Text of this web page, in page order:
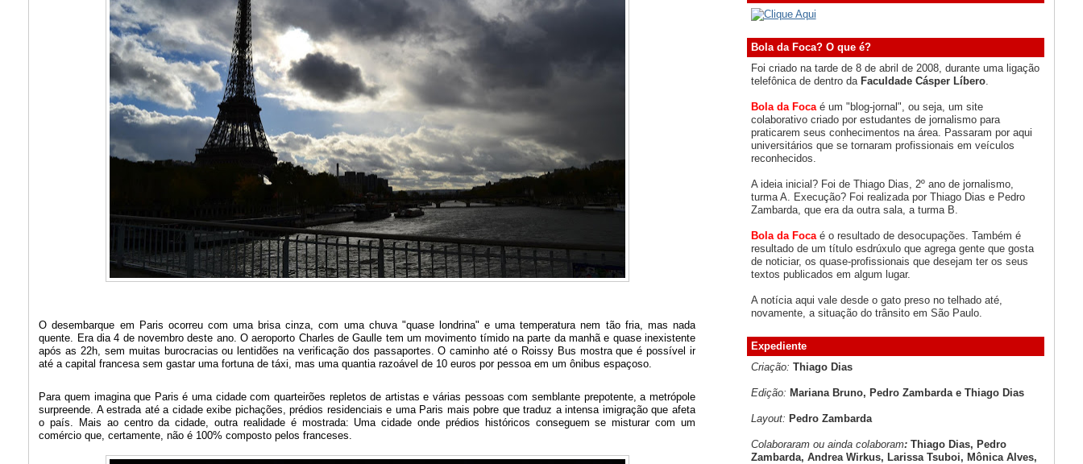
O desembarque em Paris ocorreu com uma brisa cinza, com uma chuva "quase londrina" e uma temperatura nem tão fria, mas nada
quente. Era dia 4 de novembro deste ano. O aeroporto Charles de Gaulle tem um movimento tímido na parte da manhã e quase inexistente
após as 22h, sem muitas burocracias ou lentidões na verificação dos passaportes. O caminho até o Roissy Bus mostra que é possível ir
até a capital francesa sem gastar uma fortuna de táxi, mas uma quantia razoável de 10 euros por pessoa em um ônibus espaçoso.
Para quem imagina que Paris é uma cidade com quarteirões repletos de artistas e várias pessoas com semblante prepotente, a metrópole
surpreende. A estrada até a cidade exibe pichações, prédios residenciais e uma Paris mais pobre que traduz a intensa imigração que afeta
o país. Mais ao centro da cidade, outra realidade é mostrada: Uma cidade onde prédios históricos conseguem se misturar com um
comércio que, certamente, não é 100% composto pelos franceses.
Bola da Foca? O que é?
Foi criado na tarde de 8 de abril de 2008, durante uma ligação
telefônica de dentro da Faculdade Cásper Líbero.
Bola da Foca é um "blog-jornal", ou seja, um site
colaborativo criado por estudantes de jornalismo para
praticarem seus conhecimentos na área. Passaram por aqui
universitários que se tornaram profissionais em veículos
reconhecidos.
A ideia inicial? Foi de Thiago Dias, 2º ano de jornalismo,
turma A. Execução? Foi realizada por Thiago Dias e Pedro
Zambarda, que era da outra sala, a turma B.
Bola da Focaé o resultado de desocupações. Também é
resultado de um título esdrúxulo que agrega gente que gosta
de noticiar, os quase-profissionais que desejam ter os seus
textos publicados em algum lugar.
A notícia aqui vale desde o gato preso no telhado até,
novamente, a situação do trânsito em São Paulo.
Expediente
Criação: Thiago Dias
Edição: Mariana Bruno, Pedro Zambarda e Thiago Dias
Layout: Pedro Zambarda
Colaboraram ou ainda colaboram: Thiago Dias, Pedro
Zambarda, Andrea Wirkus, Larissa Tsuboi, Mônica Alves,